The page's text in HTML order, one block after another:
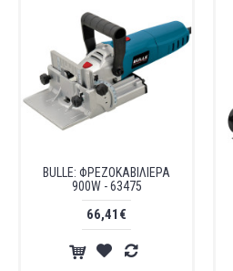
BULLE: ΦΡΕΖΟΚΑΒΙΛΙΕΡΑ
900W - 63475
66,41€